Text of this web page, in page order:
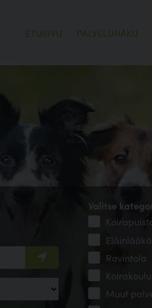
ETUSIVU PALVELUHAKU
Valitse
Ravintola
Koirakoulu
Muut